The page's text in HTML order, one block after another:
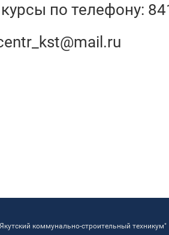
по телефону:
коммунально-строительный техникум"